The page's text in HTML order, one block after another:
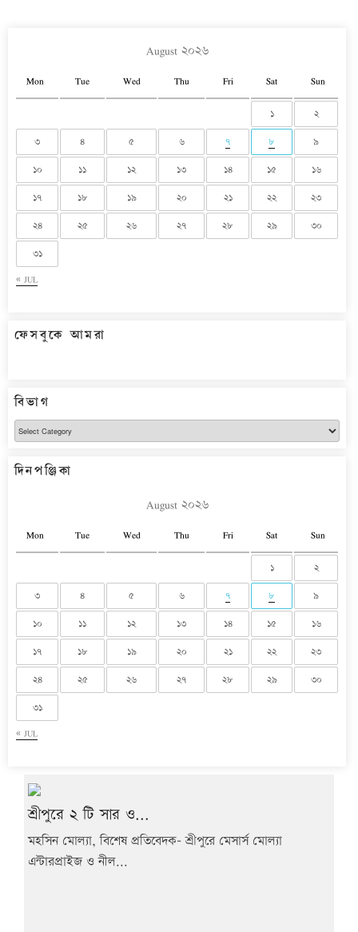
August ২০২৬
Mon Tue Wed Thu Fri Sat Sun
« JUL
১ ২
৩ ৪ ৫ ৬ ৭ ৮ ৯
১০ ১১ ১২ ১৩ ১৪ ১৫ ১৬
১৭ ১৮ ১৯ ২০ ২১ ২২ ২৩
২৪ ২৫ ২৬ ২৭ ২৮ ২৯ ৩০
৩১
ফেসবুকে আমরা
বিভাগ
বিভাগ
দিনপঞ্জিকা
August ২০২৬
Mon Tue Wed Thu Fri Sat Sun
« JUL
১ ২
৩ ৪ ৫ ৬ ৭ ৮ ৯
১০ ১১ ১২ ১৩ ১৪ ১৫ ১৬
১৭ ১৮ ১৯ ২০ ২১ ২২ ২৩
২৪ ২৫ ২৬ ২৭ ২৮ ২৯ ৩০
৩১
শ্রীপুরে ২ টি সার ও...
মহসিন মোল্যা, বিশেষ প্রতিবেদক- শ্রীপুরে মেসার্স মোল্যা
এন্টারপ্রাইজ ও নীল...